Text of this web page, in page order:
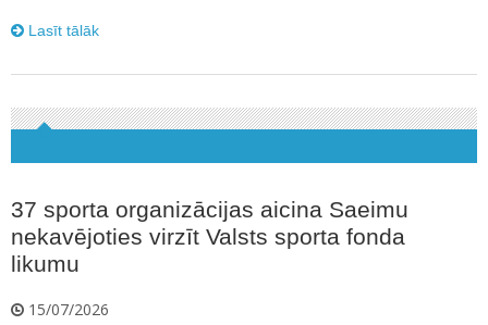
Lasīt tālāk
37 sporta organizācijas aicina Saeimu
nekavējoties virzīt Valsts sporta fonda
likumu
15/07/2026